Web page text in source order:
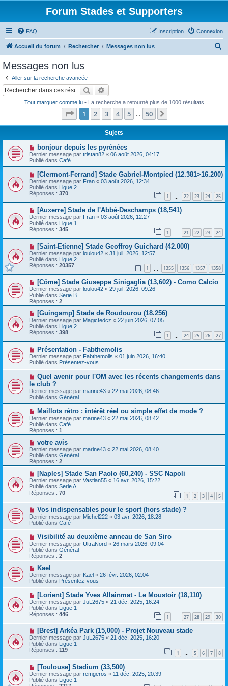
Forum Stades et Supporters
FAQ Connexion
Inscription
Accueil du forum Rechercher Messages non lus
Messages non lus
Aller sur la recherche avancée
Rechercher
Tout marquer comme lu• La recherche a retourné plus de 1000 résultats
Page 1sur50
1 2 3 4 5 50
Sujets
N
o
u
v
e
u
m
e
s
s
a
g
e
bonjour depuis les pyrénées
Dernier message par tristan82 « 06 août 2026, 04:17
Publié dans Café
N
o
u
v
e
a
m
e
s
s
a
e
[Clermont-Ferrand] Stade Gabriel-Montpied (12.381>16.200)
Dernier message par Fran « 03 août 2026, 12:34
Publié dans Ligue 2
Réponses : 370 1 22 23 24 25
N
o
u
v
e
a
u
m
e
s
s
a
e
[Auxerre] Stade de l'Abbé-Deschamps (18,541)
Dernier message par Fran « 03 août 2026, 12:27
Publié dans Ligue 1
Réponses : 345 1 … 21 22 23 24
N
o
u
v
e
a
m
e
s
s
a
g
e
[Saint-Etienne] Stade Geoffroy Guichard (42.000)
Dernier message par loulou42 « 31 juil. 2026, 12:57
Publié dans Ligue 2
Réponses : 20357 1 1355 1356 1357 1358
N
o
u
v
e
a
u
m
e
s
s
a
g
e
[Côme] Stade Giuseppe Sinigaglia (13,602) - Como Calcio
Dernier message par loulou42 « 29 juil. 2026, 09:26
Publié dans Serie B
Réponses : 2
N
o
u
v
e
a
m
e
s
s
a
g
e
[Guingamp] Stade de Roudourou (18.256)
Dernier message par Magictedcz « 22 juin 2026, 07:05
Publié dans Ligue 2
Réponses : 398 1 24 25 26 27
N
o
u
v
a
u
m
e
s
s
a
g
e
Présentation - Fabthemolis
Dernier message par Fabthemolis « 01 juin 2026, 16:40
Publié dans Présentez-vous
N
u
v
e
a
m
e
s
s
a
g
e
Quel avenir pour l'OM avec les récents changements dans
le club ?
Dernier message par marine43 « 22 mai 2026, 08:46
Publié dans Général
N
o
u
v
e
a
m
e
s
s
a
g
e
Maillots rétro : intérêt réel ou simple effet de mode ?
Dernier message par marine43 « 22 mai 2026, 08:42
Publié dans Café
Réponses : 1
N
o
u
v
e
a
u
m
e
s
s
a
g
e
votre avis
Dernier message par marine43 « 22 mai 2026, 08:40
Publié dans Général
Réponses : 2
N
o
u
v
e
a
u
m
e
s
g
e
[Naples] Stade San Paolo (60,240) - SSC Napoli
Dernier message par Vastian55 « 16 avr. 2026, 15:22
Publié dans Serie A
Réponses : 70 1 2 3 4 5
N
o
u
v
e
u
m
e
s
a
g
e
Vos indispensables pour le sport (hors stade) ?
Dernier message par Michel222 « 03 avr. 2026, 18:28
Publié dans Café
N
o
u
v
e
a
u
m
e
a
g
e
Visibilité au deuxième anneau de San Siro
Dernier message par UltraNord « 26 mars 2026, 09:04
Publié dans Général
Réponses : 2
N
o
u
v
e
u
m
e
s
s
a
g
e
Kael
Dernier message par Kael « 26 févr. 2026, 02:04
Publié dans Présentez-vous
N
o
u
v
e
a
m
e
s
s
a
e
[Lorient] Stade Yves Allainmat - Le Moustoir (18,110)
Dernier message par JuL2675 « 21 déc. 2025, 16:24
Publié dans Ligue 1
Réponses : 446 1 27 28 29 30
N
o
u
v
e
a
m
e
s
[Brest] Arkéa Park (15,000) - Projet Nouveau stade
Dernier message par JuL2675 « 21 déc. 2025, 16:20
Publié dans
Ligue 1
Réponses : 119 1 … 5 6 7 8
N
o
u
v
[Toulouse] Stadium (33,500)
Dernier message par remgeros « 11 déc. 2025, 20:39
Publié dans Ligue 1